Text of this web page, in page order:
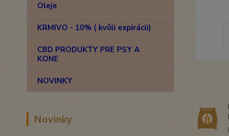
Oleje
KRMIVO - 10% ( kvôli expirácii)
CBD PRODUKTY PRE PSY A
KONE
NOVINKY
Novinky